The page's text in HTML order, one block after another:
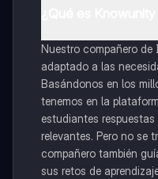
Nuestro compañero
adaptado a las
Basándonos en los
tenemos en la
estudiantes
relevantes. Pero no se
compañero también
sus retos de